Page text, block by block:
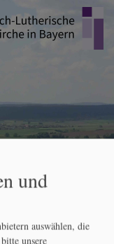
und
auswählen, die
unsere